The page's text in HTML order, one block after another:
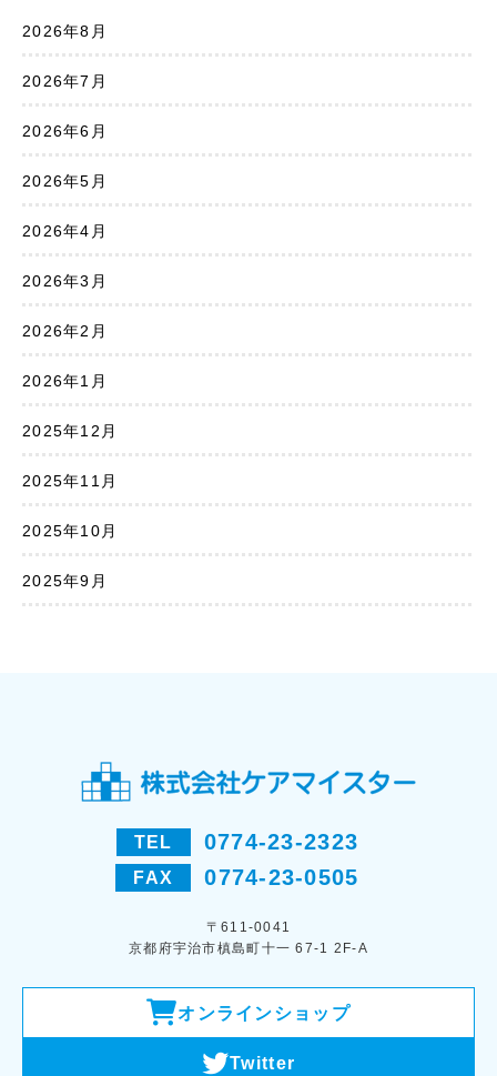
2026年8月
2026年7月
2026年6月
2026年5月
2026年4月
2026年3月
2026年2月
2026年1月
2025年12月
2025年11月
2025年10月
2025年9月
TEL 0774-23-2323
FAX 0774-23-0505
〒611-0041
京都府宇治市槙島町十一 67-1 2F-A
オンラインショップ
Twitter